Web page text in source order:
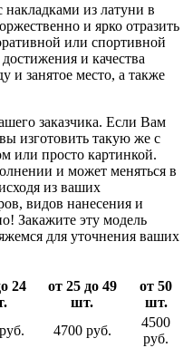
накладками из латуни в
и ярко отразить
или спортивной
и качества
и занятое место, а также
заказчика. Если Вам
изготовить такую же с
или просто картинкой.
и может меняться в
из ваших
видов нанесения и
Закажите эту модель
для уточнения ваших
24
от 25 до 49
шт.
от 50
шт.
4700 руб.
4500
руб.